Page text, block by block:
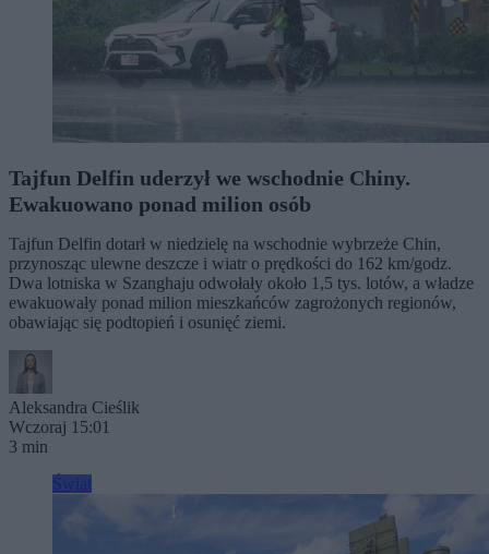
Tajfun Delfin uderzył we wschodnie Chiny.
Ewakuowano ponad milion osób
Tajfun Delfin dotarł w niedzielę na wschodnie wybrzeże Chin,
przynosząc ulewne deszcze i wiatr o prędkości do 162 km/godz.
Dwa lotniska w Szanghaju odwołały około 1,5 tys. lotów, a władze
ewakuowały ponad milion mieszkańców zagrożonych regionów,
obawiając się podtopień i osunięć ziemi.
Aleksandra Cieślik
Wczoraj 15:01
3 min